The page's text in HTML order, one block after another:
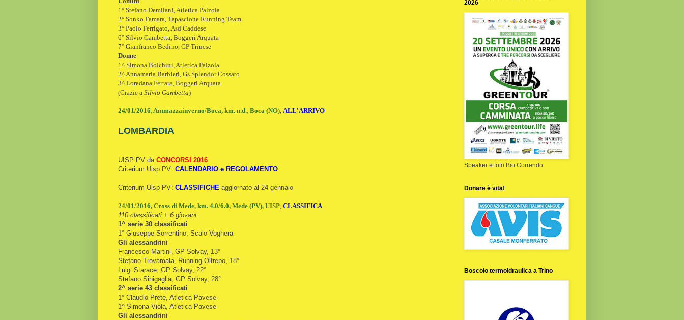
1° Stefano Demilani, Atletica Palzola
2° Sonko Famara, Tapascione Running Team
3° Paolo Ferrigato, Asd Caddese
6° Silvio Gambetta, Boggeri Arquata
7° Gianfranco Bedino, GP Trinese
Donne
1^ Simona Bolchini, Atletica Palzola
2^ Annamaria Barbieri, Gs Splendor Cossato
3^ Loredana Ferrara, Boggeri Arquata
(Grazie a Silvio Gambetta)
24/01/2016, Ammazzainverno/Boca, km. n.d., Boca (NO) ALL'ARRIVO
LOMBARDIA
UISP PV da CONCORSI 2016
Criterium Uisp PV: CALENDARIO e REGOLAMENTO
Criterium Uisp PV: CLASSIFICHE aggiornato al 24 gennaio
24/01/2016, Cross di Mede, km. 4.0/6.0, Mede (PV), UISP CLASSIFICA
110 classificati + 6 giovani
1^ serie 30 classificati
1° Giuseppe Sorrentino, Scalo Voghera
Gli alessandrini
Francesco Martini, GP Solvay, 13°
Stefano Trovamala, Running Oltrepo, 18°
Luigi Starace, GP Solvay, 22°
Stefano Sinigaglia, GP Solvay, 28°
2^ serie 43 classificati
1° Claudio Prete, Atletica Pavese
1^ Simona Viola, Atletica Pavese
Gli alessandrini
2026
Speaker e foto Bio Correndo
Donare è vita!
Boscolo termoidraulica a Trino